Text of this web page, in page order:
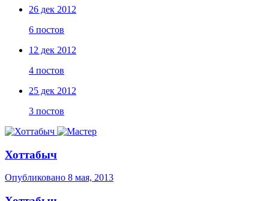
26 дек 2012
6 постов
12 дек 2012
4 постов
25 дек 2012
3 постов
Хоттабыч
Опубликовано 8 мая, 2013